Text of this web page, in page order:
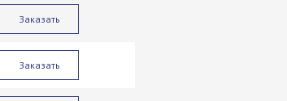
Заказать
Заказать